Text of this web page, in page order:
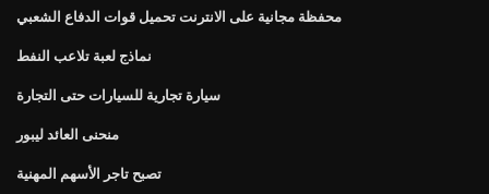
محفظة مجانية على الانترنت تحميل قوات الدفاع الشعبي
نماذج لعبة تلاعب النفط
سيارة تجارية للسيارات حتى التجارة
منحنى العائد ليبور
تصبح تاجر الأسهم المهنية